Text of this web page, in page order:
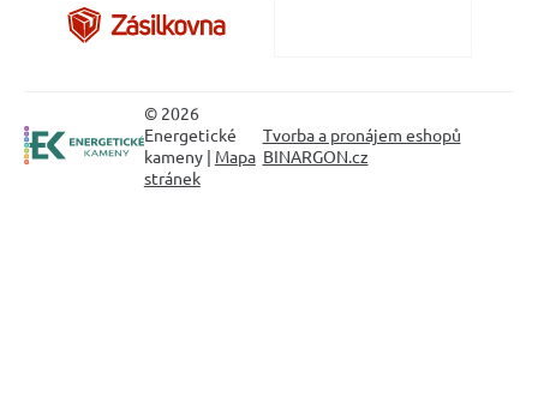
© 2026
Energetické
kameny | Mapa
stránek
Tvorba a pronájem eshopů
BINARGON.cz